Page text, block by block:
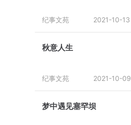
纪事文苑 2021-10-13
秋意人生
纪事文苑 2021-10-09
梦中遇见塞罕坝